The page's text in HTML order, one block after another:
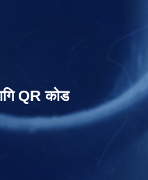
QR कोड